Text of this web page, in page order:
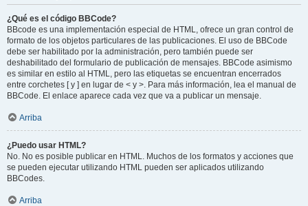
¿Qué es el código BBCode?
BBcode es una implementación especial de HTML, ofrece un gran control de
formato de los objetos particulares de las publicaciones. El uso de BBCode
debe ser habilitado por la administración, pero también puede ser
deshabilitado del formulario de publicación de mensajes. BBCode asimismo
es similar en estilo al HTML, pero las etiquetas se encuentran encerrados
entre corchetes [ y ] en lugar de < y >. Para más información, lea el manual de
BBCode. El enlace aparece cada vez que va a publicar un mensaje.
Arriba
¿Puedo usar HTML?
No. No es posible publicar en HTML. Muchos de los formatos y acciones que
se pueden ejecutar utilizando HTML pueden ser aplicados utilizando
BBCodes.
Arriba